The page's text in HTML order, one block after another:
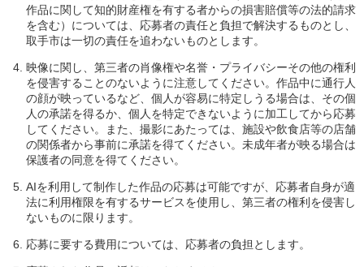
作品に関して知的財産権を有する者からの損害賠償等の法的請求
を含む）については、応募者の責任と負担で解決するものとし、
取手市は一切の責任を追わないものとします。
映像に関し、第三者の肖像権や名誉・プライバシーその他の権利
を侵害することのないように注意してください。作品中に通行人
の顔が映っているなど、個人が容易に特定しうる場合は、その個
人の承諾を得るか、個人を特定できないように加工してから応募
してください。また、撮影にあたっては、施設や飲食店等の店舗
の関係者から事前に承諾を得てください。未成年者が映る場合は
保護者の同意を得てください。
AIを利用して制作した作品の応募は可能ですが、応募者自身が適
法に利用権限を有するサービスを使用し、第三者の権利を侵害し
ないものに限ります。
応募に要する費用については、応募者の負担とします。